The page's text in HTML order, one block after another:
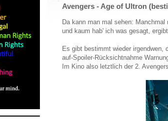
Avengers - Age of Ultron
Da kann man mal sehen:
und kaum hab' ich was gesagt,
Es gibt bestimmt wieder irgendwen,
auf-Spoiler-Rücksichtnahme
Im Kino also letztlich der 2.